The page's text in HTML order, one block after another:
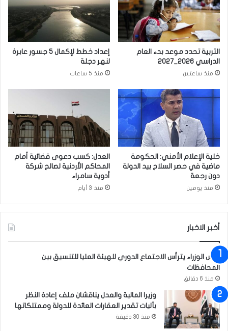
ث
ق
ا
ف
!
ي
ن
ا
ق
ا
م
ل
ف
ف
ح
ة
ا
ل
ر
التربية تحدد موعد بدء العام
الدراسي 2026_2027
منذ ساعتين
إعداد خطط لإكمال 5 جسور عابرة
لنهر دجلة
منذ 5 ساعات
خلية الإعلام الأمني: الحكومة
ماضية في حصر السلاح بيد الدولة
دون رجعة
منذ يومين
العدل: كسب دعوى قضائية أمام
المحاكم الأردنية لصالح شركة
أدوية سامراء
منذ 3 أيام
أخبر الاخبار
رئيس الوزراء يترأس الاجتماع الدوري للهيئة العليا للتنسيق بين
المحافظات
منذ 6 دقائق
وزيرا المالية والعدل يناقشان ملف إعادة النظر
بآليات تقدير العقارات العائدة للدولة وممتلكاتها
منذ 30 دقيقة